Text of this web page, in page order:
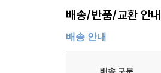
배송/반품/교환 안내
배송 안내
배송 구분